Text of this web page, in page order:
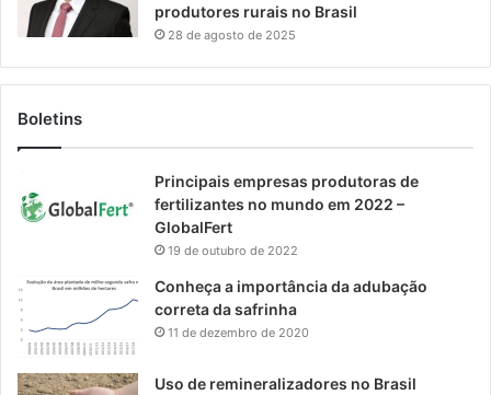
produtores rurais no Brasil
28 de agosto de 2025
Boletins
Principais empresas produtoras de
fertilizantes no mundo em 2022 –
GlobalFert
19 de outubro de 2022
Conheça a importância da adubação
correta da safrinha
11 de dezembro de 2020
Uso de remineralizadores no Brasil